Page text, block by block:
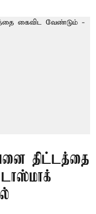
திட்டத்தை